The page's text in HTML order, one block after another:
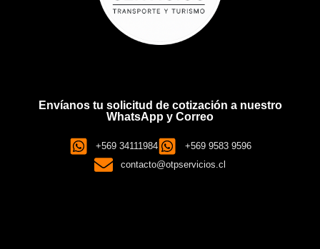
Envíanos tu solicitud de cotización a nuestro
WhatsApp y Correo
+569 34111984
+569 9583 9596
contacto@otpservicios.cl